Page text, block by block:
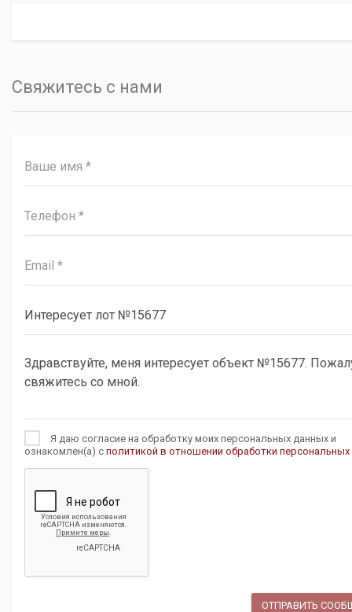
Свяжитесь с нами
Я даю согласие на обработку моих персональных данных и
ознакомлен(а) с политикой в отношении обработки